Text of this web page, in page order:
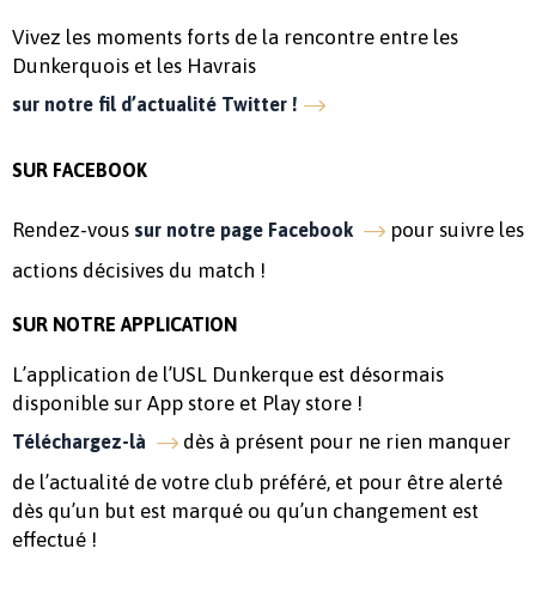
Vivez les moments forts de la rencontre entre les
Dunkerquois et les Havrais
sur notre fil d’actualité Twitter !
SUR FACEBOOK
Rendez-vous sur notre page Facebook
pour suivre les
actions décisives du match !
SUR NOTRE APPLICATION
L’application de l’USL Dunkerque est désormais
disponible sur App store et Play store !
Téléchargez-là
dès à présent pour ne rien manquer
de l’actualité de votre club préféré, et pour être alerté
dès qu’un but est marqué ou qu’un changement est
effectué !